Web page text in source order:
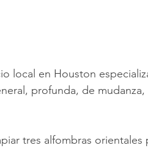
local en Houston
profunda, de
tres alfombras orientales